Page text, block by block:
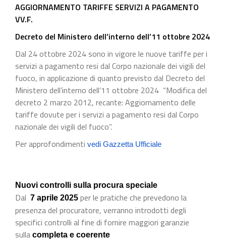
AGGIORNAMENTO TARIFFE SERVIZI A PAGAMENTO
VV.F.
Decreto del Ministero dell’interno dell’11 ottobre 2024
Dal 24 ottobre 2024 sono in vigore le nuove tariffe per i
servizi a pagamento resi dal Corpo nazionale dei vigili del
fuoco, in applicazione di quanto previsto dal Decreto del
Ministero dell’interno dell’11 ottobre 2024 “Modifica del
decreto 2 marzo 2012, recante: Aggiornamento delle
tariffe dovute per i servizi a pagamento resi dal Corpo
nazionale dei vigili del fuoco”.
Per approfondimenti vedi Gazzetta Ufficiale
Nuovi controlli sulla procura speciale
Dal 7 aprile 2025 per le pratiche che prevedono la
presenza del procuratore, verranno introdotti degli
specifici controlli al fine di fornire maggiori garanzie
sulla completa e coerente